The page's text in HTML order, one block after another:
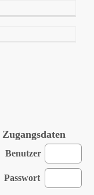
Zugangsdaten
Benutzer
Passwort